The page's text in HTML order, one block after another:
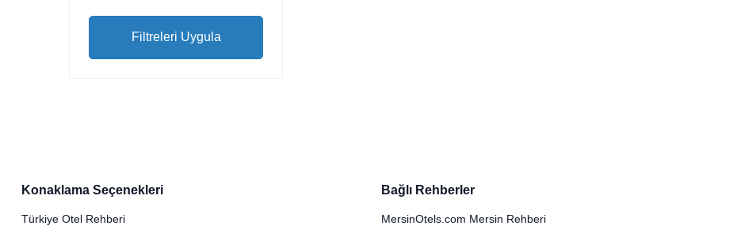
Filtreleri Uygula
Konaklama Seçenekleri
Türkiye Otel Rehberi
Bağlı Rehberler
MersinOtels.com Mersin Rehberi